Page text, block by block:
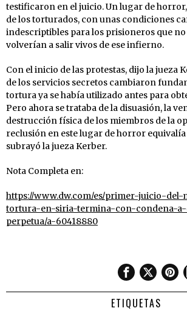
testificaron en el juicio. Un lugar de
de los torturados, con unas condiciones
indescriptibles para los prisioneros que no
volverían a salir vivos de ese infierno.
Con el inicio de las protestas, dijo la jueza
de los servicios secretos cambiaron
tortura ya se había utilizado antes para
Pero ahora se trataba de la disuasión, la
destrucción física de los miembros de la
reclusión en este lugar de horror
subrayó la jueza Kerber.
Nota Completa en:
https://www.dw.com/es/primer-juicio-
tortura-en-siria-termina-con-condena-a-
perpetua/a-60418880
ETIQUETAS